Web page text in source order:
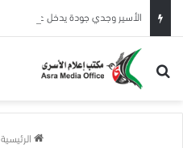
الأسير وجدي جودة يدخل عامه الـ23 في سجون الاحتلال
بحث عن
الرئيسية